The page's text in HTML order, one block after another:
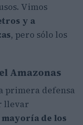
Vimos
y a
, pero sólo los
Amazonas
primera defensa
llevar
mayoría de los